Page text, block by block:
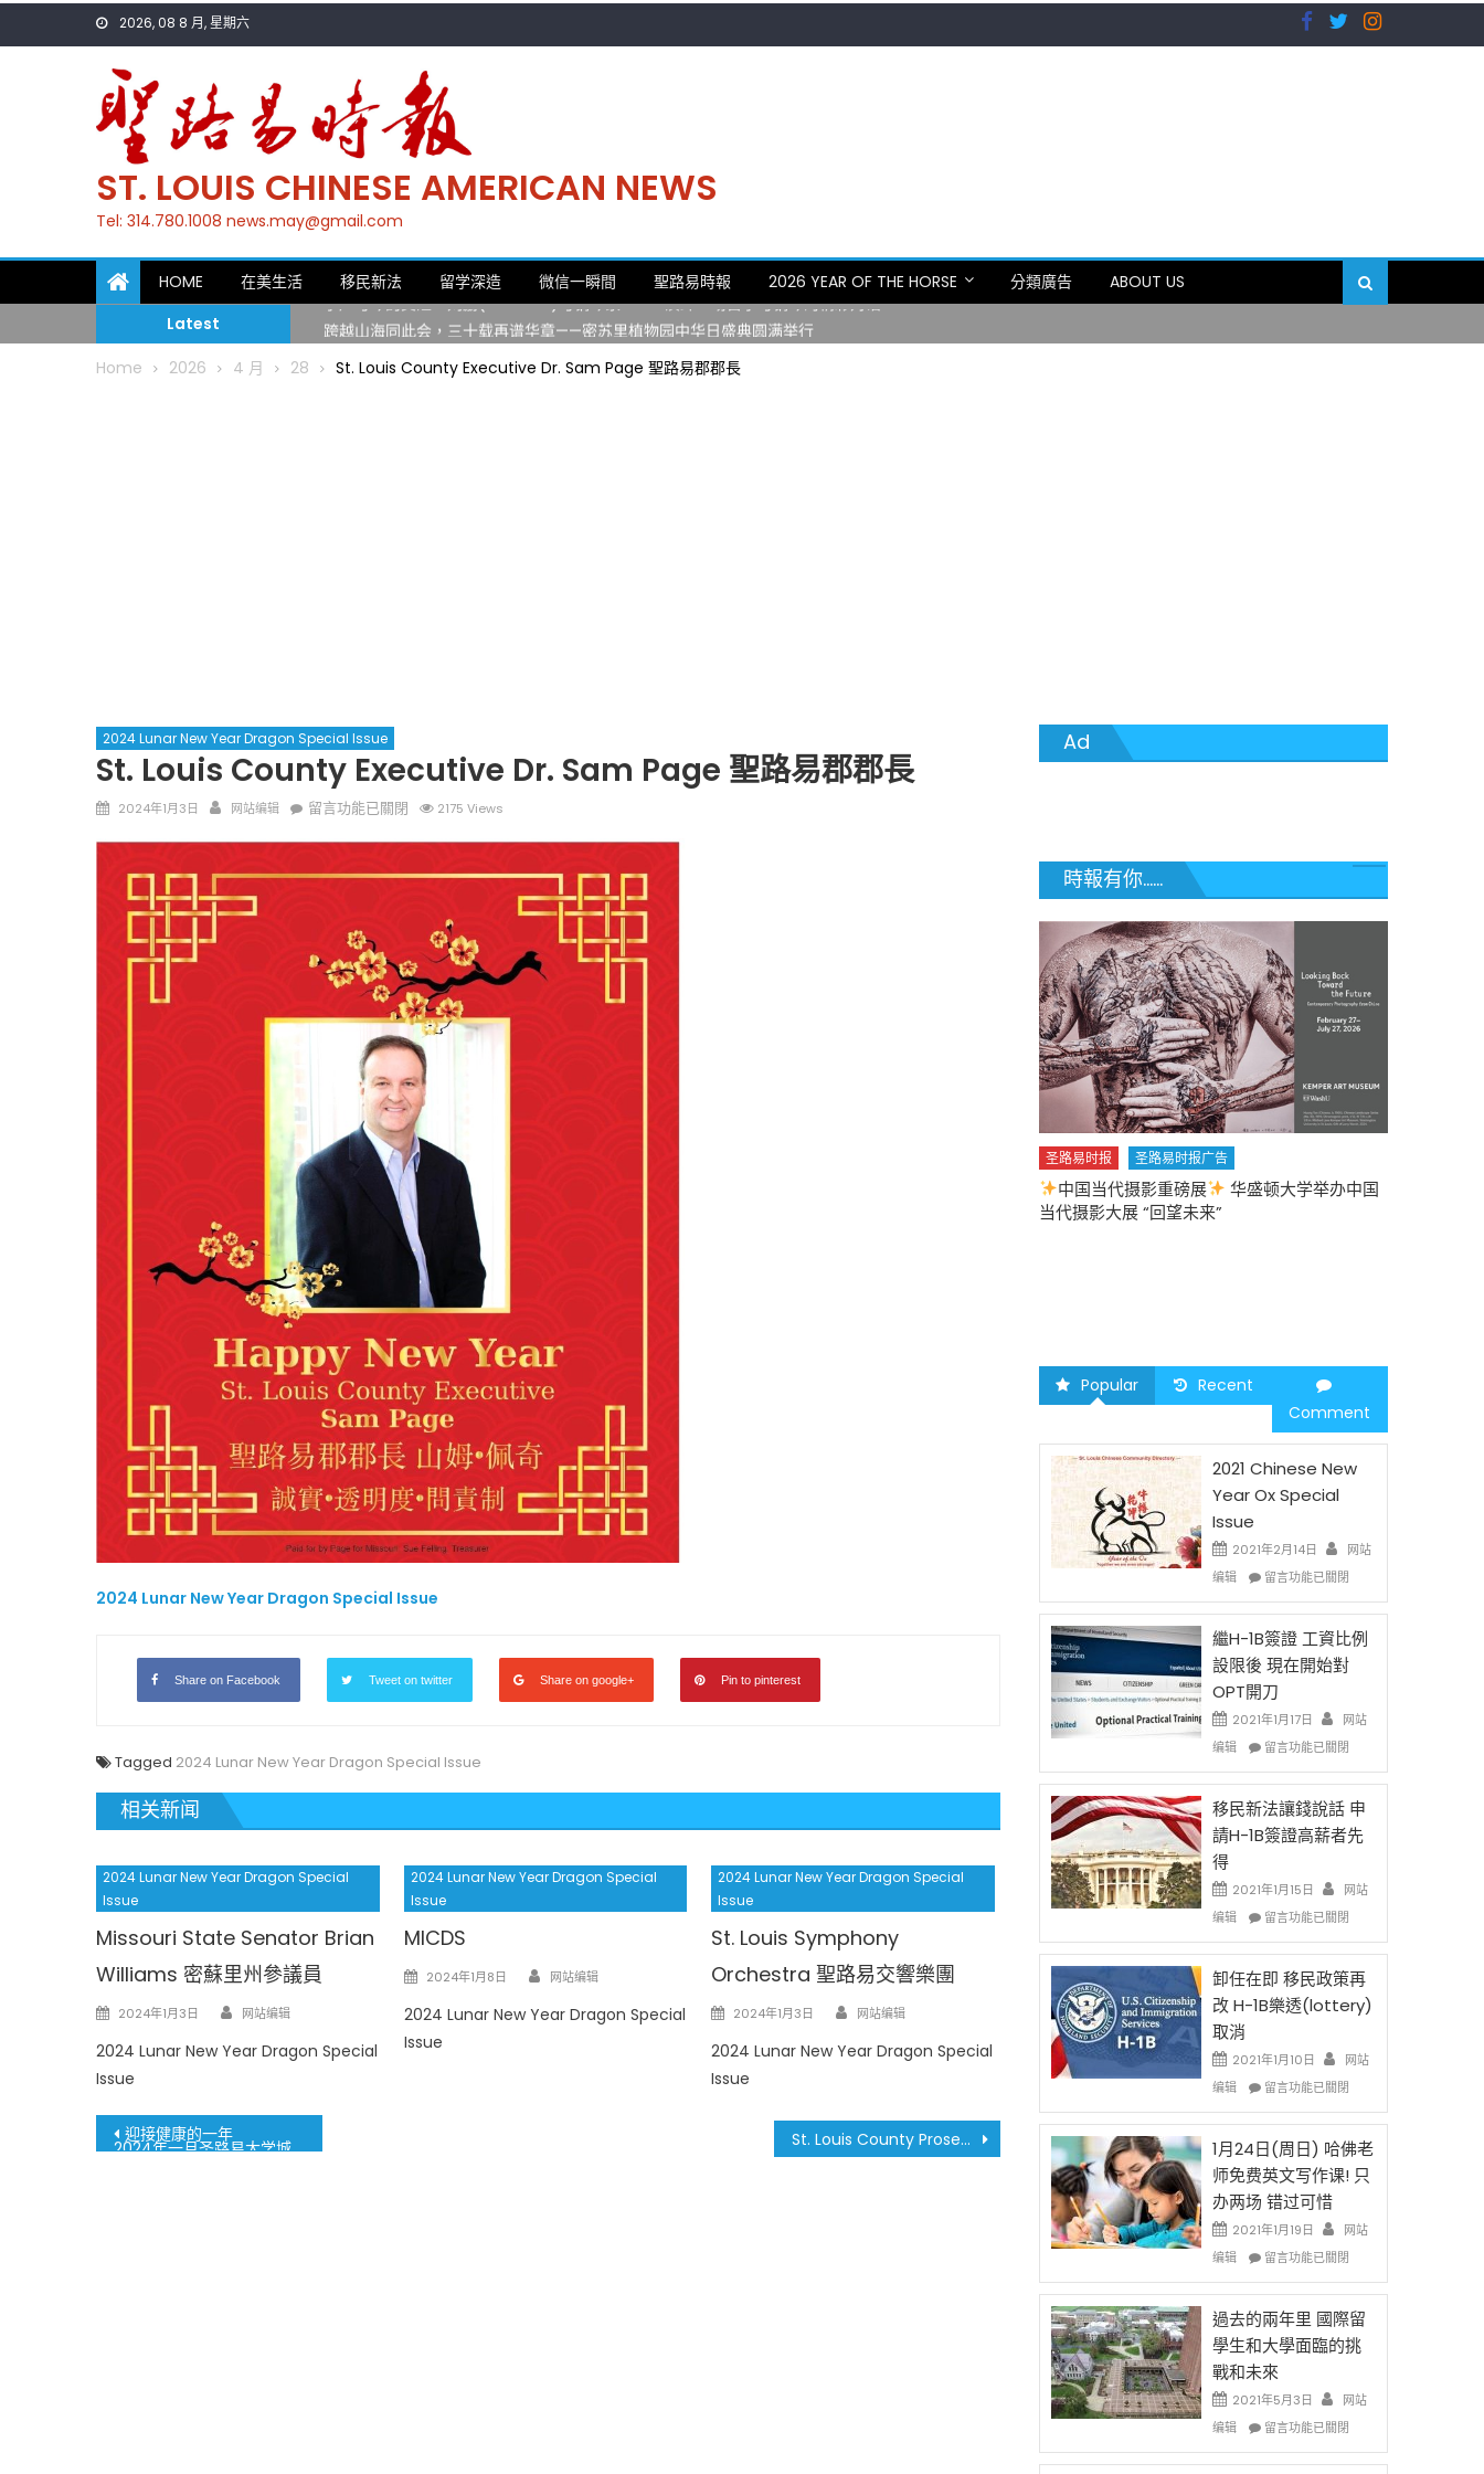
2026, 08 8 月, 星期六
ST. LOUIS CHINESE AMERICAN NEWS
Tel: 314.780.1008 news.may@gmail.com
HOME 在美生活 移民新法 留学深造 微信一瞬間 聖路易時報 2026 YEAR OF THE HORSE 分類廣告
ABOUT US
Latest
一晃三十年，初夏又相逢。中华日，等你来赴约 —— 密苏里植物园“中华日三十周年特别报道（五）
筝声与琴韵交汇：刘励(Li Statler)与钢琴家Darek演绎一场古筝与钢琴的精彩对话
跨越山海同此会，三十载再谱华章——密苏里植物园中华日盛典圆满举行
三十二载跨越时空的相逢
Home 2026 4 月 28 St. Louis County Executive Dr. Sam Page 聖路易郡郡長
2024 Lunar New Year Dragon Special Issue
St. Louis County Executive Dr. Sam Page 聖路易郡郡長
Posted
2024年1月3日 Author
网站编辑
在
County
Sam
Page
長〉
中
留言功能已關閉 2175 Views
2024 Lunar New Year Dragon Special Issue
Share on Facebook Tweet on twitter Share on google+ Pin to pinterest
Tagged 2024 Lunar New Year Dragon Special Issue
相关新闻
2024 Lunar New Year Dragon Special
Issue
Missouri State Senator Brian
Williams 密蘇里州參議員
Posted
2024年1月3日 Author
网站编辑
2024 Lunar New Year Dragon Special
Issue
2024 Lunar New Year Dragon Special
Issue
MICDS
Posted
2024年1月8日 Author
网站编辑
2024 Lunar New Year Dragon Special
Issue
2024 Lunar New Year Dragon Special
Issue
St. Louis Symphony
Orchestra 聖路易交響樂團
Posted
2024年1月3日 Author
网站编辑
2024 Lunar New Year Dragon Special
Issue
文迎接健康的一年
2024年一月圣路易大学城免费乳房X光检查 St. Louis County Prosecuting Attorney Wesley Bell 聖路易郡檢察長
Ad
時報有你......
Lu Team 卢长志
圣路易时报 圣路易时报广告
免费健康检查 无需预约 免费赠送血压计供符合
条件者使用 欢迎参加索取! 4月18日星期六 上午
9点至中午 Grace UM Church
圣路易时报 圣路易时报广告
中国当代摄影重磅展
华盛顿大学举办中国
当代摄影大展 “回望未来”
Popular
Recent
Comment
2021 Chinese New
Year Ox Special
Issue
2021年2月14日
网站
编辑
在
Chinese
New
Year
Ox
Special
Issue〉
中
留言功能已關閉
繼H-1B簽證 工資比例
設限後 現在開始對
OPT開刀
2021年1月17日
网站
编辑
在
H-
1B
簽
證
資
比
設
限
後
現
開
始
對
OPT
開
刀〉
中
留言功能已關閉
移民新法讓錢說話 申
請H-1B簽證高薪者先
得
2021年1月15日
网站
编辑
在
民
新
法
讓
說
話
請
H-
1B
簽
證
高
薪
者
先
得〉
中
留言功能已關閉
卸任在即 移民政策再
改 H-1B樂透(lottery)
取消
2021年1月10日
网站
编辑
在
任
在
即
移
民
政
策
改
H-
1B
樂
透
(lottery)
取
消〉
中
留言功能已關閉
1月24日(周日) 哈佛老
师免费英文写作课! 只
办两场 错过可惜
2021年1月19日
网站
编辑
在
月
24
日
(周
日)
哈
佛
师
留言功能已關閉
過去的兩年里 國際留
學生和大學面臨的挑
戰和未來
2021年5月3日
网站
编辑
在
去
留言功能已關閉